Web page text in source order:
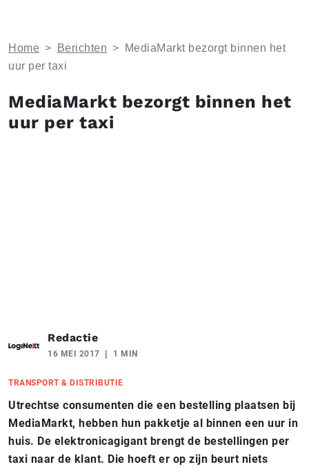
Home > Berichten >
MediaMarkt bezorgt binnen het
uur per taxi
MediaMarkt bezorgt binnen het
uur per taxi
Redactie
16 MEI 2017 1 MIN
TRANSPORT & DISTRIBUTIE
Utrechtse consumenten die een bestelling plaatsen bij
MediaMarkt, hebben hun pakketje al binnen een uur in
huis. De elektronicagigant brengt de bestellingen per
taxi naar de klant. Die hoeft er op zijn beurt niets